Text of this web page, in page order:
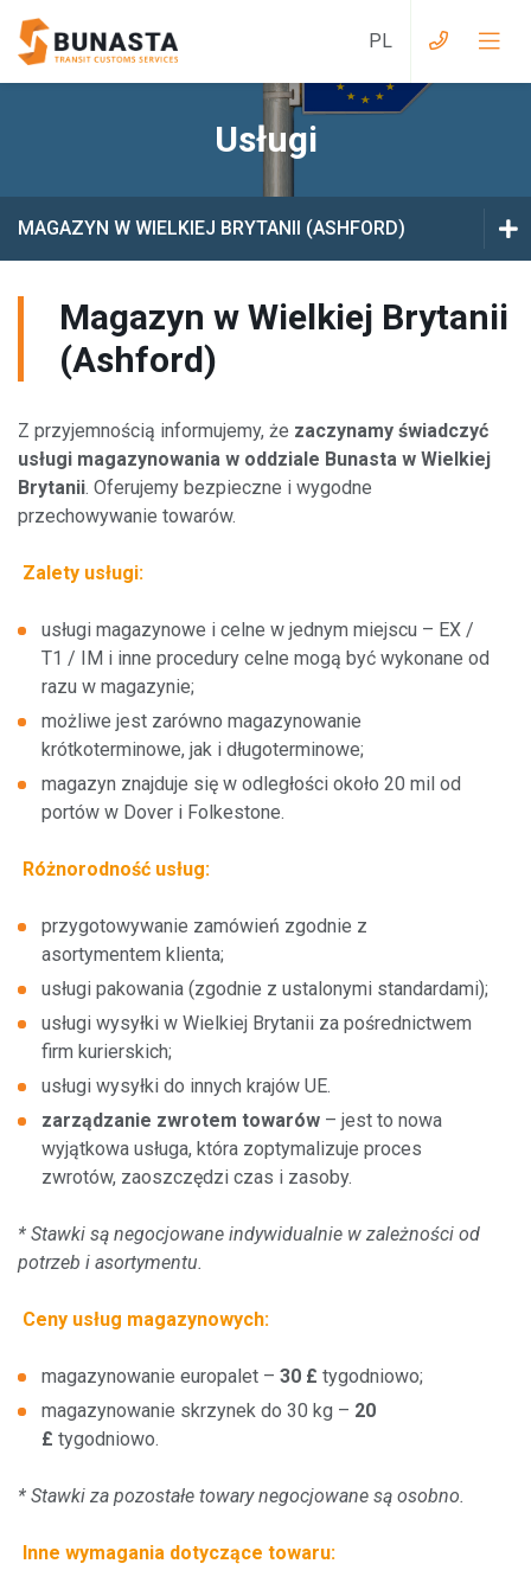
Usługi przy wjeździe do Wielkiej Brytanii
Usługi z Wielkiej Brytanii do EU
Usługi z EAEU do EU
Usługi przy wjeździe na Ukrainę
Usługi z Ukrainy do EU
Usługi magazynowe
O nas
Administracja
Projekty unijne
Nowi klienci
Według usługi
Według kraju
Punkty obsługi klientów
Usługi
MAGAZYN W WIELKIEJ BRYTANII (ASHFORD)
MAGAZYN W POLSCE (TURZYN)
Magazyn w Wielkiej Brytanii
(Ashford)
Z przyjemnością informujemy, że zaczynamy świadczyć
usługi magazynowania w oddziale Bunasta w Wielkiej
Brytanii. Oferujemy bezpieczne i wygodne
przechowywanie towarów.
Zalety usługi:
usługi magazynowe i celne w jednym miejscu – EX /
T1 / IM i inne procedury celne mogą być wykonane od
razu w magazynie;
możliwe jest zarówno magazynowanie
krótkoterminowe, jak i długoterminowe;
magazyn znajduje się w odległości około 20 mil od
portów w Dover i Folkestone.
Różnorodność usług:
przygotowywanie zamówień zgodnie z
asortymentem klienta;
usługi pakowania (zgodnie z ustalonymi standardami);
usługi wysyłki w Wielkiej Brytanii za pośrednictwem
firm kurierskich;
usługi wysyłki do innych krajów UE.
zarządzanie zwrotem towarów – jest to nowa
wyjątkowa usługa, która zoptymalizuje proces
zwrotów, zaoszczędzi czas i zasoby.
* Stawki są negocjowane indywidualnie w zależności od
potrzeb i asortymentu.
Ceny usług magazynowych:
magazynowanie europalet – 30 £ tygodniowo;
magazynowanie skrzynek do 30 kg – 20
£ tygodniowo.
* Stawki za pozostałe towary negocjowane są osobno.
Inne wymagania dotyczące towaru: